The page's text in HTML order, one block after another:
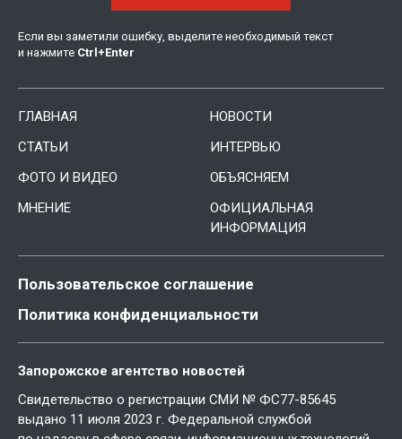
Если вы заметили ошибку, выделите необходимый текст
и нажмите Ctrl +Enter
ГЛАВНАЯ
НОВОСТИ
СТАТЬИ
ИНТЕРВЬЮ
ФОТО И ВИДЕО
ОБЪЯСНЯЕМ
МНЕНИЕ
ОФИЦИАЛЬНАЯ
ИНФОРМАЦИЯ
Пользовательское соглашение
Политика конфиденциальности
Запорожское агентство новостей
Свидетельство о регистрации СМИ № ФС77-85645
выдано 11 июля 2023 г. Федеральной службой